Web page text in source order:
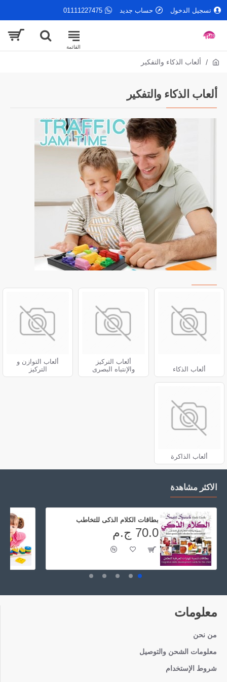
تسجيل الدخول حساب جديد 01111227475
ألعاب الذكاء والتفكير
ألعاب الذكاء والتفكير
ألعاب الذكاء
ألعاب التركيز
والإنتباه البصرى
ألعاب التوازن و
التركيز
ألعاب الذاكرة
الاكثر مشاهدة
بطاقات الكلام الذكى للتخاطب
70.0 ج.م
معلومات
من نحن
معلومات الشحن والتوصيل
شروط الإستخدام